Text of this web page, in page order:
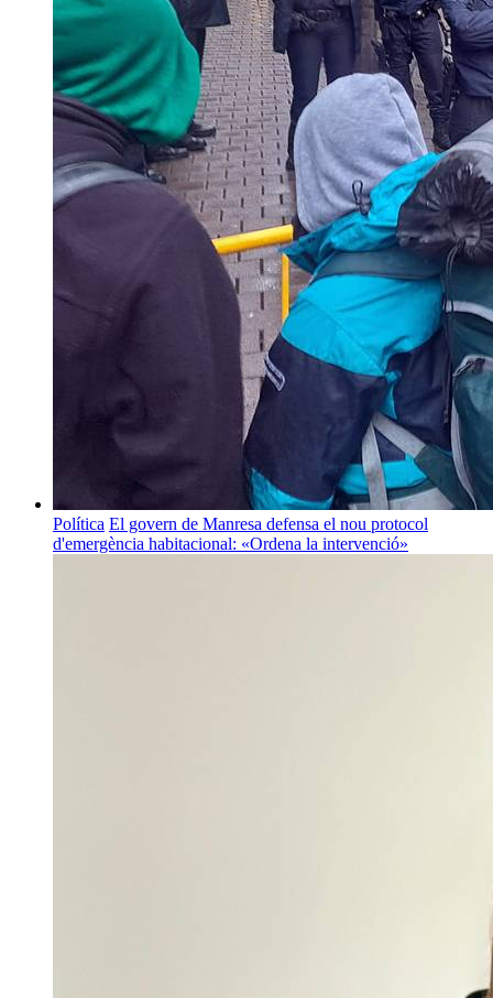
Política El govern de Manresa defensa el nou protocol
d'emergència habitacional: «Ordena la intervenció»